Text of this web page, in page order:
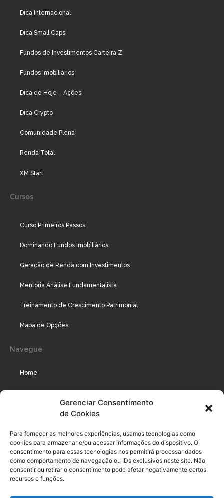
Gerenciar Consentimento
de Cookies
Para fornecer as melhores experiências, usamos tecnologias como
cookies para armazenar e/ou acessar informações do dispositivo. O
consentimento para essas tecnologias nos permitirá processar dados
como comportamento de navegação ou IDs exclusivos neste site. Não
consentir ou retirar o consentimento pode afetar negativamente certos
recursos e funções.
Dica Internacional
Dica Small Caps
Fundos de Investimentos Carteira Z
Fundos Imobiliários
Dica de Hoje – Ações
Dica Crypto
Comunidade Plena
Renda Total
XM Start
Cursos
Curso Primeiros Passos
Dominando Fundos Imobiliários
Geração de Renda com Investimentos
Mentoria Análise Fundamentalista
Treinamento de Crescimento Patrimonial
Mapa de Opções
Navegue
Home
Podcast
Legal